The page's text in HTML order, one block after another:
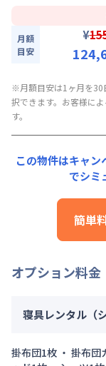
契約事務手数料：
利用時の
月額賃料目安詳細
賃料：
90,000円/月
光熱費：
26,400円/
その他費用詳細料
管理費：24,000円/
2026
、賃料30%引き
円/回 にてご利用
▼
月額賃料目安詳細
光熱費： 26,400円/
その他費用詳細料金
24,000円/
初期費用詳細料金
月額
目安
¥
割引
【即割｜9月30日
入居開始日2026
、賃料30%引き
キャンペーン価格:
にてご利用
スーパーショー
月額賃料目安詳細
光熱費：26,400円/
その他費用詳細料
初期費用詳細料金
※月額目安は1ヶ月を30
択できます。お客様に
す。
この物件はキャ
でシミ
簡単
オプション料金
寝具レンタル（
掛布団1枚 ・ 掛布団